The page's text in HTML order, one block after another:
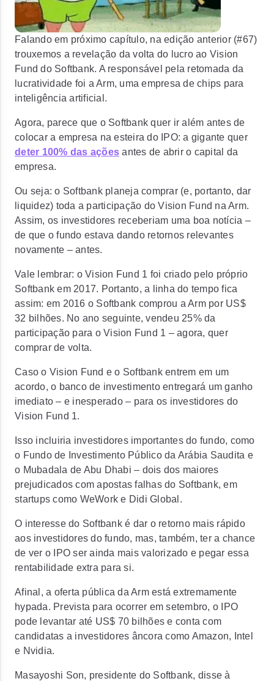
Falando em próximo capítulo, na edição anterior (#67)
trouxemos a revelação da volta do lucro ao Vision
Fund do Softbank. A responsável pela retomada da
lucratividade foi a Arm, uma empresa de chips para
inteligência artificial.
Agora, parece que o Softbank quer ir além antes de
colocar a empresa na esteira do IPO: a gigante quer
deter 100% das ações antes de abrir o capital da
empresa.
Ou seja:o Softbank planeja comprar (e, portanto, dar
liquidez) toda a participação do Vision Fund na Arm.
Assim, os investidores receberiam uma boa notícia –
de que o fundo estava dando retornos relevantes
novamente – antes.
Vale lembrar: o Vision Fund 1 foi criado pelo próprio
Softbank em 2017. Portanto, a linha do tempo fica
assim: em 2016 o Softbank comprou a Arm por US$
32 bilhões. No ano seguinte, vendeu 25% da
participação para o Vision Fund 1 – agora, quer
comprar de volta.
Caso o Vision Fund e o Softbank entrem em um
acordo, o banco de investimento entregará um ganho
imediato – e inesperado – para os investidores do
Vision Fund 1.
Isso incluiria investidores importantes do fundo, como
o Fundo de Investimento Público da Arábia Saudita e
o Mubadala de Abu Dhabi – dois dos maiores
prejudicados com apostas falhas do Softbank, em
startups como WeWork e Didi Global.
O interesse do Softbank é dar o retorno mais rápido
aos investidores do fundo, mas, também, ter a chance
de ver o IPO ser ainda mais valorizado e pegar essa
rentabilidade extra para si.
Afinal, a oferta pública da Arm está extremamente
hypada. Prevista para ocorrer em setembro, o IPO
pode levantar até US$ 70 bilhões e conta com
candidatas a investidores âncora como Amazon, Intel
e Nvidia.
Masayoshi Son, presidente do Softbank, disse à